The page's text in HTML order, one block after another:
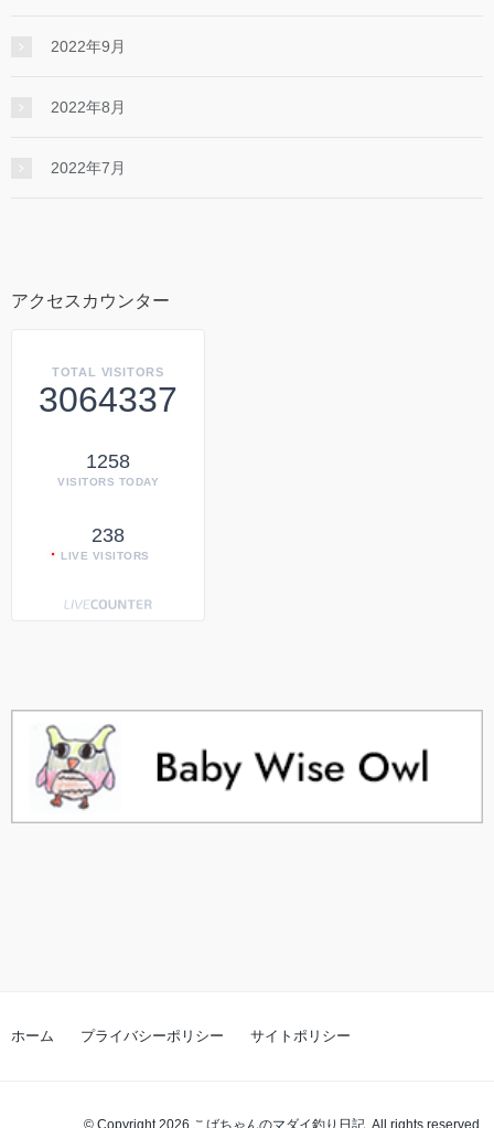
2022年9月
2022年8月
2022年7月
アクセスカウンター
TOTAL VISITORS
3064337
1258
VISITORS TODAY
238
LIVE VISITORS
ホーム プライバシーポリシー サイトポリシー